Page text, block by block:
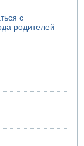
по
с
родителей